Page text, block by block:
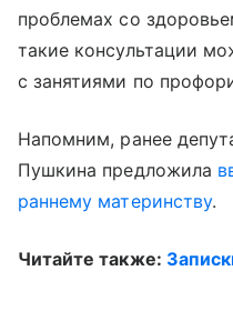
проблемах со
такие консультации
с занятиями по
Напомним, ранее
Пушкина предложила
раннему материнству.
Читайте также: